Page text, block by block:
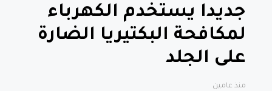
لمكافحة البكتيريا الضارة
على الجلد
منذ عامين
FACEBOOK